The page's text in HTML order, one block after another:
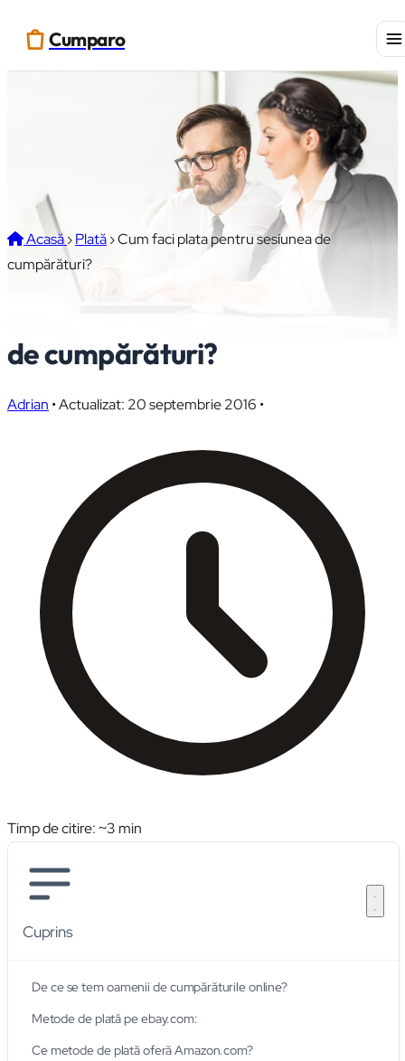
Cumparo
Acasă›Plată›Cum faci plata pentru sesiunea de
cumpărături?
de cumpărături?
Adrian •Actualizat: 20 septembrie 2016 •
Timp de citire: ~3 min
Cuprins
De ce se tem oamenii de cumpărăturile online?
Metode de plată pe ebay.com:
Ce metode de plată oferă Amazon.com?